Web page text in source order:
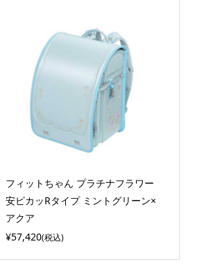
フィットちゃん プラチナフラワー
安ピカッRタイプ ミントグリーン×
アクア
¥57,420(税込)